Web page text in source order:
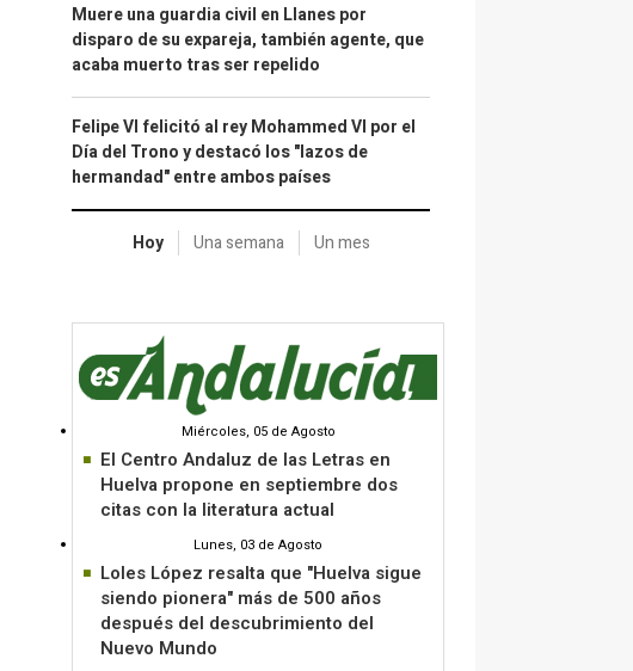
Muere una guardia civil en Llanes por
disparo de su expareja, también agente, que
acaba muerto tras ser repelido
Felipe VI felicitó al rey Mohammed VI por el
Día del Trono y destacó los "lazos de
hermandad" entre ambos países
Hoy Una semana Un mes
Miércoles, 05 de Agosto
El Centro Andaluz de las Letras en
Huelva propone en septiembre dos
citas con la literatura actual
Lunes, 03 de Agosto
Loles López resalta que "Huelva sigue
siendo pionera" más de 500 años
después del descubrimiento del
Nuevo Mundo